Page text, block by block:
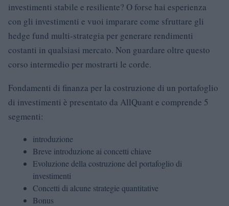
investimenti stabile e resiliente? O forse hai esperienza
con gli investimenti e vuoi imparare come sfruttare gli
hedge fund multi-strategia per generare rendimenti
costanti in qualsiasi mercato. Non guardare oltre questo
corso intermedio per mostrarti le corde.
Fondamenti di finanza per la costruzione di un portafoglio
di investimenti è presentato da AllQuant e comprende 5
segmenti:
introduzione
Breve introduzione ai concetti chiave
Evoluzione della costruzione del portafoglio di
investimenti
Concetti di alcune strategie quantitative
Bonus